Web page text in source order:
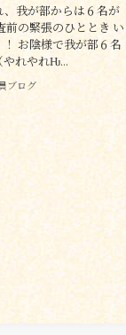
我が部からは６名が
前の緊張のひととき い
お陰様で我が部６名
やれやれǶ...
ブログ